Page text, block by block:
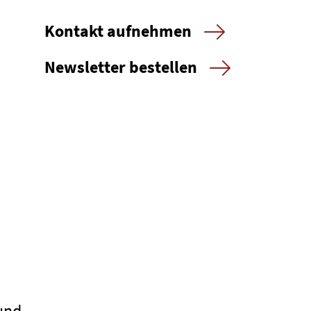
Kontakt aufnehmen
Newsletter bestellen